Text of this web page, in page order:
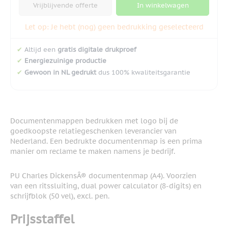
Vrijblijvende offerte In winkelwagen
Let op: Je hebt (nog) geen bedrukking geselecteerd
✔ Altijd een gratis digitale drukproef
✔ Energiezuinige productie
✔ Gewoon in NL gedruktdus 100% kwaliteitsgarantie
Documentenmappen bedrukken met logo bij de
goedkoopste relatiegeschenken leverancier van
Nederland. Een bedrukte documentenmap is een prima
manier om reclame te maken namens je bedrijf.
PU Charles DickensÂ® documentenmap (A4). Voorzien
van een ritssluiting, dual power calculator (8-digits) en
schrijfblok (50 vel), excl. pen.
Prijsstaffel